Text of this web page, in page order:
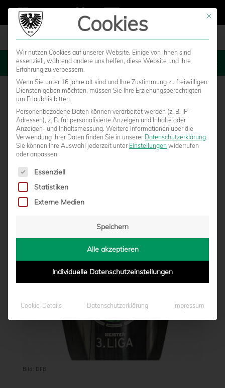
MENU
DFB BERUFT AUSSERORDENTLICHEN B
vonMarcel Weskamp|30.04.2020 - 16:25
Bild: DFB
Mit
Cookies
Wir nutzen Cookies auf unserer Website. Einige von ihnen sind
essenziell, während andere uns helfen, diese Website und Ihre
Erfahrung zu verbessern.
Wenn Sie unter 16 Jahre alt sind und Ihre Zustimmung zu freiwilligen
Diensten geben möchten, müssen Sie Ihre Erziehungsberechtigten
um Erlaubnis bitten.
Personenbezogene Daten können verarbeitet werden (z. B. IP-
Adressen), z. B. für personalisierte Anzeigen und Inhalte oder
Anzeigen- und Inhaltsmessung. Weitere Informationen über die
Verwendung Ihrer Daten finden Sie in unserer Datenschutzerklärung.
Sie können Ihre Auswahl jederzeit unter Einstellungen widerrufen
oder anpassen.
Es folgt eine Liste der Service-Gruppen, für die eine
Essenziell
Statistiken
Externe Medien
Speichern
Alle akzeptieren
Individuelle Datenschutzeinstellungen
Cookie-Details Datenschutzerklärung Impressum